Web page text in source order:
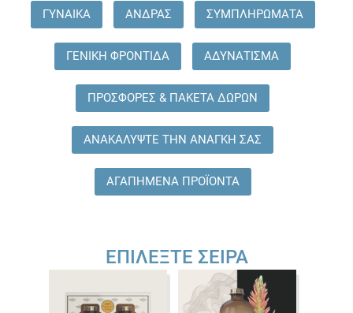
ΓΥΝΑΙΚΑ ΑΝΔΡΑΣ ΣΥΜΠΛΗΡΩΜΑΤΑ
ΓΕΝΙΚΗ ΦΡΟΝΤΙΔΑ ΑΔΥΝΑΤΙΣΜΑ
ΠΡΟΣΦΟΡΕΣ & ΠΑΚΕΤΑ ΔΩΡΩΝ
ΑΝΑΚΑΛΥΨΤΕ ΤΗΝ ΑΝΑΓΚΗ ΣΑΣ
ΑΓΑΠΗΜΕΝΑ ΠΡΟΪΟΝΤΑ
ΕΠΙΛΈΞΤΕ ΣΕΙΡΆ